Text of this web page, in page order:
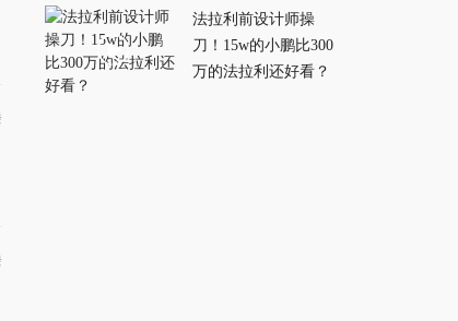
法拉利前设计师操
刀！15w的小鹏比300
万的法拉利还好看？